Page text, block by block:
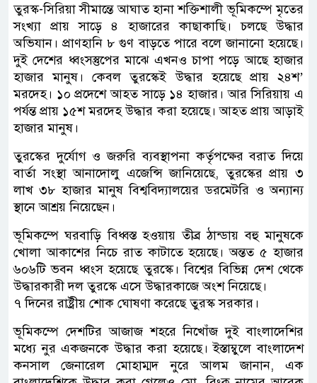
তুরস্ক-সিরিয়া সীমান্তে আঘাত হানা শক্তিশালী ভূমিকম্পে মৃতের
সংখ্যা প্রায় সাড়ে ৪ হাজারের কাছাকাছি। চলছে উদ্ধার
অভিযান। প্রাণহানি ৮ গুণ বাড়তে পারে বলে জানানো হয়েছে।
দুই দেশের ধ্বংসস্তুপের মাঝে এখনও চাপা পড়ে আছে হাজার
হাজার মানুষ। কেবল তুরস্কেই উদ্ধার হয়েছে প্রায় ২৪শ’
মরদেহ। ১০ প্রদেশে আহত সাড়ে ১৪ হাজার। আর সিরিয়ায় এ
পর্যন্ত প্রায় ১৫শ মরদেহ উদ্ধার করা হয়েছে। আহত প্রায় আড়াই
হাজার মানুষ।
তুরস্কের দুর্যোগ ও জরুরি ব্যবস্থাপনা কর্তৃপক্ষের বরাত দিয়ে
বার্তা সংস্থা আনাদোলু এজেন্সি জানিয়েছে, তুরস্কের প্রায় ৩
লাখ ৩৮ হাজার মানুষ বিশ্ববিদ্যালয়ের ডরমেটরি ও অন্যান্য
স্থানে আশ্রয় নিয়েছেন।
ভূমিকম্পে ঘরবাড়ি বিধ্বস্ত হওয়ায় তীব্র ঠান্ডায় বহু মানুষকে
খোলা আকাশের নিচে রাত কাটাতে হয়েছে। অন্তত ৫ হাজার
৬০৬টি ভবন ধ্বংস হয়েছে তুরস্কে। বিশ্বের বিভিন্ন দেশ থেকে
উদ্ধারকারী দল তুরস্কে এসে উদ্ধারকাজে অংশ নিয়েছে।
৭ দিনের রাষ্ট্রীয় শোক ঘোষণা করেছে তুরস্ক সরকার।
ভূমিকম্পে দেশটির আজাজ শহরে নিখোঁজ দুই বাংলাদেশির
মধ্যে নুর একজনকে উদ্ধার করা হয়েছে। ইস্তাম্বুলে বাংলাদেশ
কনসাল জেনারেল মোহাম্মদ নুরে আলম জানান, এক